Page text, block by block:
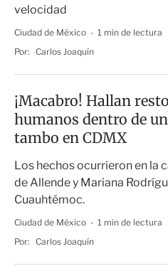
velocidad
Ciudad de México
1 min de lectura
Por: Carlos Joaquín
¡Macabro! Hallan
humanos dentro de un
tambo en CDMX
Los hechos ocurrieron en la
de Allende y Mariana
Cuauhtémoc.
Ciudad de México
1 min de lectura
Por: Carlos Joaquín